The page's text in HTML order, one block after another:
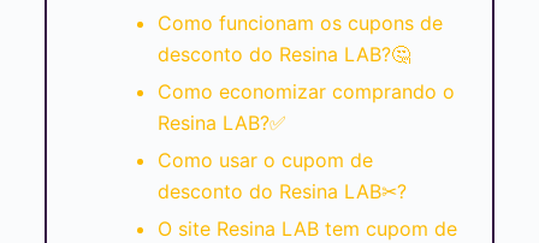
Como funcionam os cupons de
desconto do Resina LAB?🤔
Como economizar comprando o
Resina LAB?✅
Como usar o cupom de
desconto do Resina LAB✂?
O site Resina LAB tem cupom de